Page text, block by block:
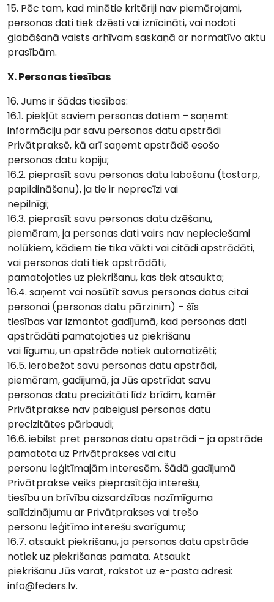
15. Pēc tam, kad minētie kritēriji nav piemērojami,
personas dati tiek dzēsti vai iznīcināti, vai nodoti
glabāšanā valsts arhīvam saskaņā ar normatīvo aktu
prasībām.
X. Personas tiesības
16. Jums ir šādas tiesības:
16.1. piekļūt saviem personas datiem – saņemt
informāciju par savu personas datu apstrādi
Privātpraksē, kā arī saņemt apstrādē esošo
personas datu kopiju;
16.2. pieprasīt savu personas datu labošanu (tostarp,
papildināšanu), ja tie ir neprecīzi vai
nepilnīgi;
16.3. pieprasīt savu personas datu dzēšanu,
piemēram, ja personas dati vairs nav nepieciešami
nolūkiem, kādiem tie tika vākti vai citādi apstrādāti,
vai personas dati tiek apstrādāti,
pamatojoties uz piekrišanu, kas tiek atsaukta;
16.4. saņemt vai nosūtīt savus personas datus citai
personai (personas datu pārzinim) – šīs
tiesības var izmantot gadījumā, kad personas dati
apstrādāti pamatojoties uz piekrišanu
vai līgumu, un apstrāde notiek automatizēti;
16.5. ierobežot savu personas datu apstrādi,
piemēram, gadījumā, ja Jūs apstrīdat savu
personas datu precizitāti līdz brīdim, kamēr
Privātprakse nav pabeigusi personas datu
precizitātes pārbaudi;
16.6. iebilst pret personas datu apstrādi – ja apstrāde
pamatota uz Privātprakses vai citu
personu leģitīmajām interesēm. Šādā gadījumā
Privātprakse veiks pieprasītāja interešu,
tiesību un brīvību aizsardzības nozīmīguma
salīdzinājumu ar Privātprakses vai trešo
personu leģitīmo interešu svarīgumu;
16.7. atsaukt piekrišanu, ja personas datu apstrāde
notiek uz piekrišanas pamata. Atsaukt
piekrišanu Jūs varat, rakstot uz e-pasta adresi:
info@feders.lv.